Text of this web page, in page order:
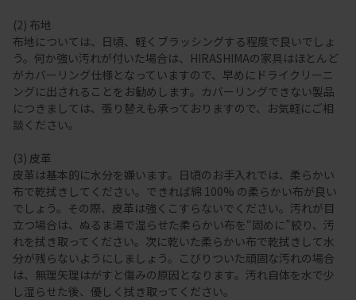
(2) 布地
布地については、日頃、軽くブラッシングする程度で良いでしょ
う。何か強い汚れが付いた場合は、HIRASHIMAの家具はほとんど
がカバーリング仕様となっていますので、早めにドライクリーニ
ングに出されることをお勧めします。カバーリングできない製品
につきましては、張り替えも承っておりますので、お気軽にご相
談ください。
(3) 皮革
皮革は基本的に水分を嫌います。日頃のお手入れでは、柔らかい
布で乾拭きしてください。できれば綿 100% の柔らかい布が良い
でしょう。その際、皮革は強くこすらないでください。汚れが目
立つ場合は、ぬるま湯で湿らせた柔らかい布を“固めに”絞り、汚
れを拭き取ってください。次に乾いた柔らかい布で乾拭きして水
分が残らないようにしましょう。こびりついた頑固な汚れの場合
は、無理矢理はがすと傷みの原因となります。汚れ自体を水で少
し湿らせた後、優しく拭き取ってください。